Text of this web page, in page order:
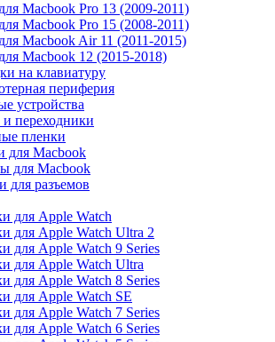
Macbook Pro 13 (2009-2011)
Macbook Pro 15 (2008-2011)
Macbook Air 11 (2011-2015)
Macbook 12 (2015-2018)
на клавиатуру
периферия
устройства
переходники
пленки
для Macbook
для Macbook
для разъемов
для Apple Watch
для Apple Watch Ultra 2
для Apple Watch 9 Series
для Apple Watch Ultra
для Apple Watch 8 Series
для Apple Watch SE
для Apple Watch 7 Series
для Apple Watch 6 Series